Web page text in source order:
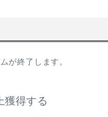
が終了します。
獲得する